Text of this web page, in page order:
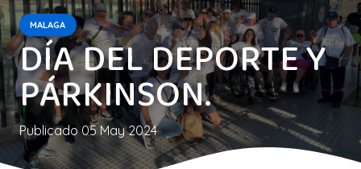
MALAGA
DÍA DEL DEPORTE Y
PÁRKINSON.
Publicado05 May 2024